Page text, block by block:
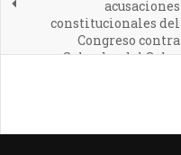
acusaciones
constitucionales del
Congreso contra
Salvador del Solar